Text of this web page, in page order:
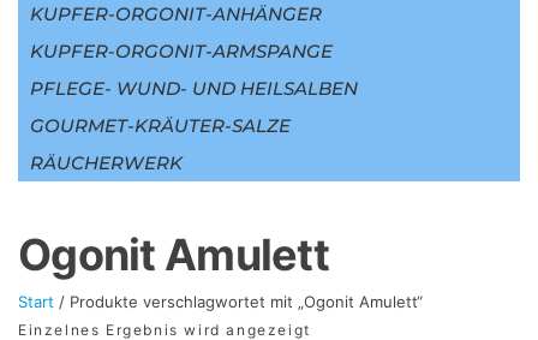
KUPFER-ORGONIT-ANHÄNGER
KUPFER-ORGONIT-ARMSPANGE
PFLEGE- WUND- UND HEILSALBEN
GOURMET-KRÄUTER-SALZE
RÄUCHERWERK
Ogonit Amulett
Start / Produkte verschlagwortet mit „Ogonit Amulett“
Einzelnes Ergebnis wird angezeigt